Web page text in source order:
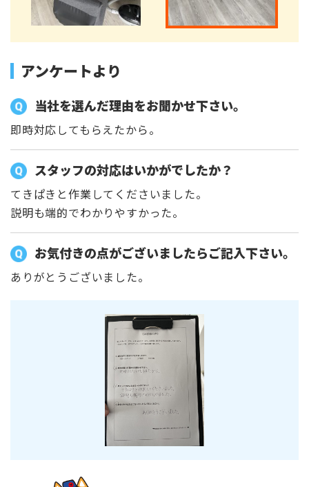
アンケートより
当社を選んだ理由をお聞かせ下さい。
即時対応してもらえたから。
スタッフの対応はいかがでしたか？
てきぱきと作業してくださいました。
説明も端的でわかりやすかった。
お気付きの点がございましたらご記入下さい。
ありがとうございました。